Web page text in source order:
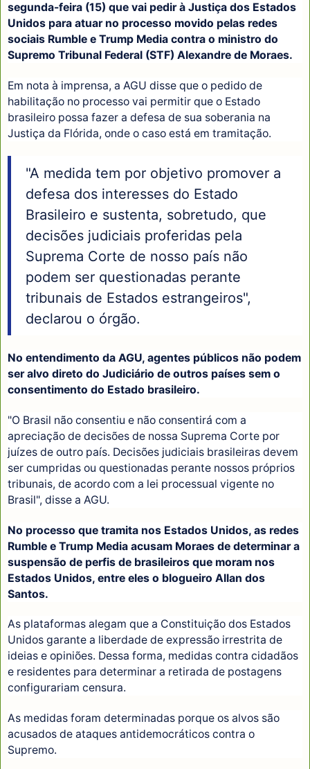
segunda-feira (15) que vai pedir à Justiça dos Estados
Unidos para atuar no processo movido pelas redes
sociais Rumble e Trump Media contra o ministro do
Supremo Tribunal Federal (STF) Alexandre de Moraes.
Em nota à imprensa, a AGU disse que o pedido de
habilitação no processo vai permitir que o Estado
brasileiro possa fazer a defesa de sua soberania na
Justiça da Flórida, onde o caso está em tramitação.
"A medida tem por objetivo promover a
defesa dos interesses do Estado
Brasileiro e sustenta, sobretudo, que
decisões judiciais proferidas pela
Suprema Corte de nosso país não
podem ser questionadas perante
tribunais de Estados estrangeiros",
declarou o órgão.
No entendimento da AGU, agentes públicos não podem
ser alvo direto do Judiciário de outros países sem o
consentimento do Estado brasileiro.
"O Brasil não consentiu e não consentirá com a
apreciação de decisões de nossa Suprema Corte por
juízes de outro país. Decisões judiciais brasileiras devem
ser cumpridas ou questionadas perante nossos próprios
tribunais, de acordo com a lei processual vigente no
Brasil", disse a AGU.
No processo que tramita nos Estados Unidos, as redes
Rumble e Trump Media acusam Moraes de determinar a
suspensão de perfis de brasileiros que moram nos
Estados Unidos, entre eles o blogueiro Allan dos
Santos.
As plataformas alegam que a Constituição dos Estados
Unidos garante a liberdade de expressão irrestrita de
ideias e opiniões. Dessa forma, medidas contra cidadãos
e residentes para determinar a retirada de postagens
configurariam censura.
As medidas foram determinadas porque os alvos são
acusados de ataques antidemocráticos contra o
Supremo.